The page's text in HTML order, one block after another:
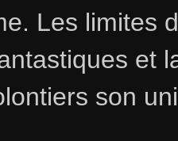
Les limites
et
son